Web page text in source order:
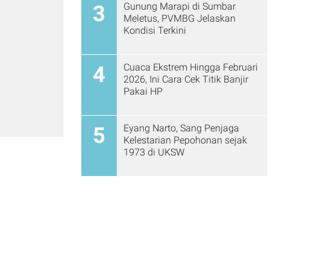
3
Gunung Marapi di Sumbar
Meletus, PVMBG Jelaskan
Kondisi Terkini
4
Cuaca Ekstrem Hingga Februari
2026, Ini Cara Cek Titik Banjir
Pakai HP
5
Eyang Narto, Sang Penjaga
Kelestarian Pepohonan sejak
1973 di UKSW